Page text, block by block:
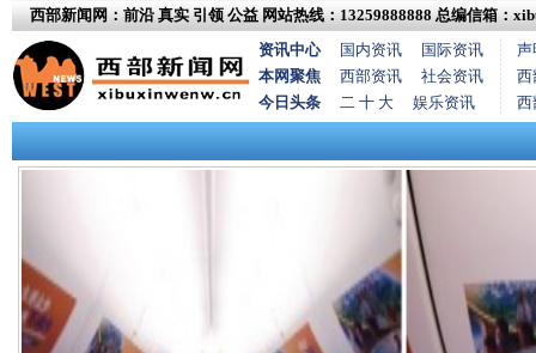
西部新闻网：前沿 真实 引领 公益 网站热线：13259888888 总编信箱：
资讯中心
国内资讯
国际资讯
本网聚焦
西部资讯
社会资讯
今日头条
二 十 大 娱乐资讯
声
西
西